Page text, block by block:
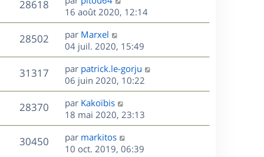
g
e
s
s
a
g
e
m
e
s
s
a
g
e
e
s
i
e
r
m
e
s
s
a
g
e
28618V
u
e
s
e
r
n
i
e
r
m
e
s
s
a
g
e
16 août 2020, 12:14
28502V
u
s
D
e
r
n
i
e
r
m
e
s
s
par Marxel
04 juil. 2020, 15:49
31317V
u
s
D
e
r
n
i
e
r
m
par patrick.le-gorju
06 juin 2020, 10:22
28370V
u
D
e
r
n
i
par Kakoïbis
18 mai 2020, 23:13
30450V
D
e
par markitos
10 oct. 2019, 06:39